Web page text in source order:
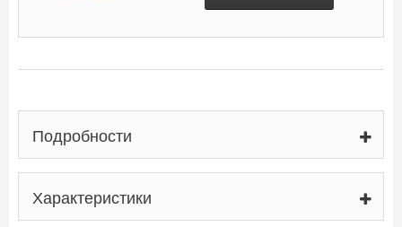
Подробности
Характеристики